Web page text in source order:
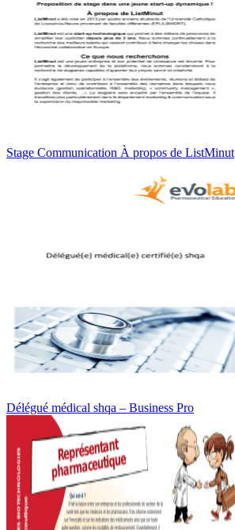
Stage Communication À propos de ListMinut
Délégué médical shqa – Business Pro